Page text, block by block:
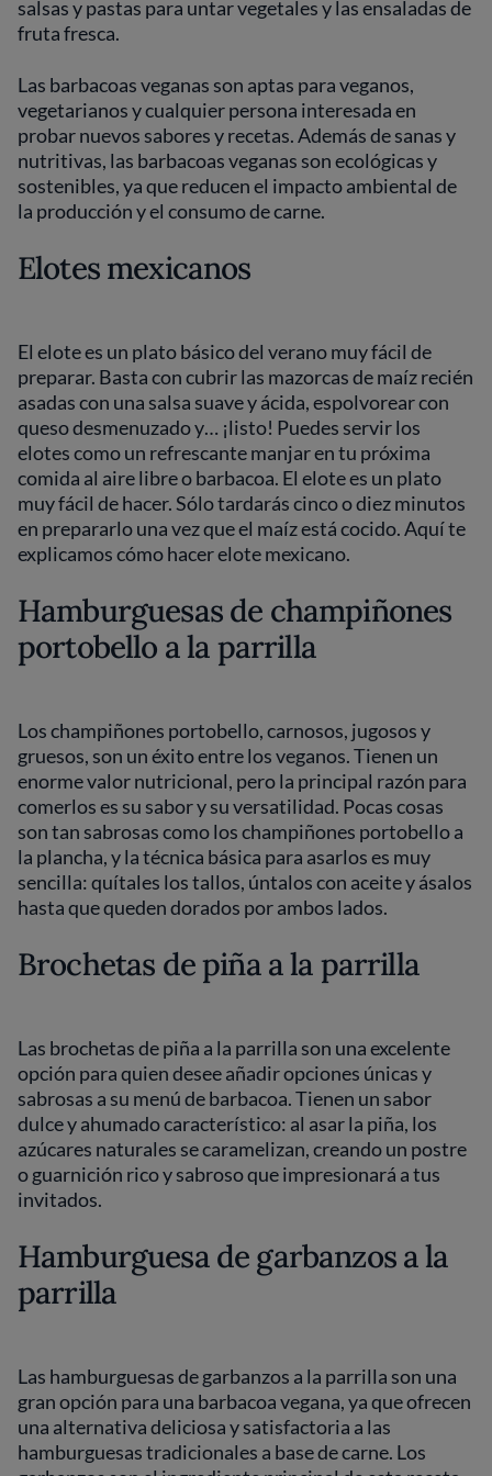
salsas y pastas para untar vegetales y las ensaladas de
fruta fresca.
Las barbacoas veganas son aptas para veganos,
vegetarianos y cualquier persona interesada en
probar nuevos sabores y recetas. Además de sanas y
nutritivas, las barbacoas veganas son ecológicas y
sostenibles, ya que reducen el impacto ambiental de
la producción y el consumo de carne.
Elotes mexicanos
El elote es un plato básico del verano muy fácil de
preparar. Basta con cubrir las mazorcas de maíz recién
asadas con una salsa suave y ácida, espolvorear con
queso desmenuzado y… ¡listo! Puedes servir los
elotes como un refrescante manjar en tu próxima
comida al aire libre o barbacoa. El elote es un plato
muy fácil de hacer. Sólo tardarás cinco o diez minutos
en prepararlo una vez que el maíz está cocido. Aquí te
explicamos cómo hacer elote mexicano.
Hamburguesas de champiñones
portobello a la parrilla
Los champiñones portobello, carnosos, jugosos y
gruesos, son un éxito entre los veganos. Tienen un
enorme valor nutricional, pero la principal razón para
comerlos es su sabor y su versatilidad. Pocas cosas
son tan sabrosas como los champiñones portobello a
la plancha, y la técnica básica para asarlos es muy
sencilla: quítales los tallos, úntalos con aceite y ásalos
hasta que queden dorados por ambos lados.
Brochetas de piña a la parrilla
Las brochetas de piña a la parrilla son una excelente
opción para quien desee añadir opciones únicas y
sabrosas a su menú de barbacoa. Tienen un sabor
dulce y ahumado característico: al asar la piña, los
azúcares naturales se caramelizan, creando un postre
o guarnición rico y sabroso que impresionará a tus
invitados.
Hamburguesa de garbanzos a la
parrilla
Las hamburguesas de garbanzos a la parrilla son una
gran opción para una barbacoa vegana, ya que ofrecen
una alternativa deliciosa y satisfactoria a las
hamburguesas tradicionales a base de carne. Los